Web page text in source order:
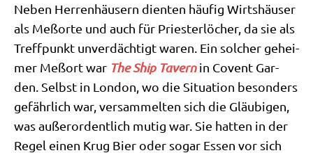
Neben Her­ren­häu­sern dien­ten häu­fig Wirts­häu­ser
als Meß­or­te und auch für Prie­ster­lö­cher, da sie als
Treff­punkt unver­däch­tigt waren. Ein sol­cher gehei­
mer Meß­ort war The Ship Tavernin Covent Gar­
den. Selbst in Lon­don, wo die Situa­ti­on beson­ders
gefähr­lich war, ver­sam­mel­ten sich die Gläu­bi­gen,
was außer­or­dent­lich mutig war. Sie hat­ten in der
Regel einen Krug Bier oder sogar Essen vor sich